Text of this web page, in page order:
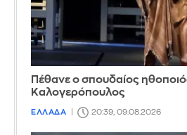
Πέθανε ο σπουδαίος
Καλογερόπουλος
ΕΛΛΑΔΑ 20:39, 09.08.2026